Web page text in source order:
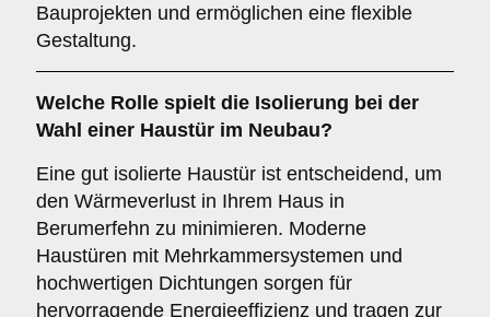
Bauprojekten und ermöglichen eine flexible
Gestaltung.
Welche Rolle spielt die Isolierung bei der
Wahl einer Haustür im Neubau?
Eine gut isolierte Haustür ist entscheidend, um
den Wärmeverlust in Ihrem Haus in
Berumerfehn zu minimieren. Moderne
Haustüren mit Mehrkammersystemen und
hochwertigen Dichtungen sorgen für
hervorragende Energieeffizienz und tragen zur